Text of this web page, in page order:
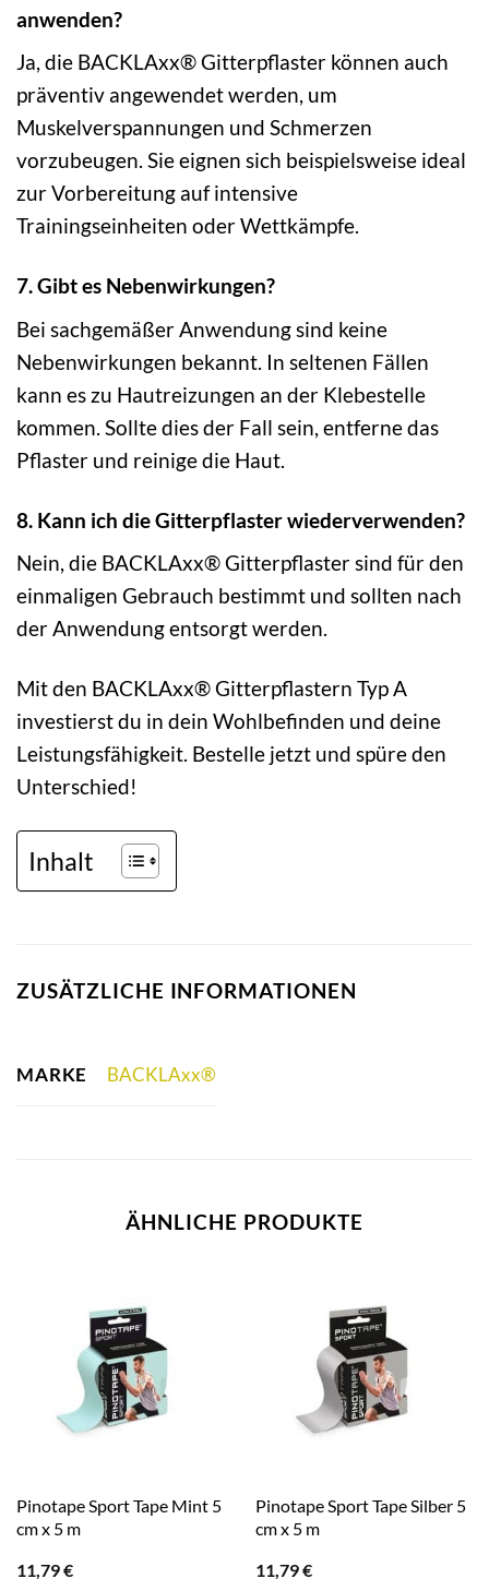
anwenden?
Ja, die BACKLAxx® Gitterpflaster können auch
präventiv angewendet werden, um
Muskelverspannungen und Schmerzen
vorzubeugen. Sie eignen sich beispielsweise ideal
zur Vorbereitung auf intensive
Trainingseinheiten oder Wettkämpfe.
7. Gibt es Nebenwirkungen?
Bei sachgemäßer Anwendung sind keine
Nebenwirkungen bekannt. In seltenen Fällen
kann es zu Hautreizungen an der Klebestelle
kommen. Sollte dies der Fall sein, entferne das
Pflaster und reinige die Haut.
8. Kann ich die Gitterpflaster wiederverwenden?
Nein, die BACKLAxx® Gitterpflaster sind für den
einmaligen Gebrauch bestimmt und sollten nach
der Anwendung entsorgt werden.
Mit den BACKLAxx® Gitterpflastern Typ A
investierst du in dein Wohlbefinden und deine
Leistungsfähigkeit. Bestelle jetzt und spüre den
Unterschied!
Inhalt
ZUSÄTZLICHE INFORMATIONEN
MARKE BACKLAxx®
ÄHNLICHE PRODUKTE
Pinotape Sport Tape Mint 5
cm x 5 m
11,79€
Pinotape Sport Tape Silber 5
cm x 5 m
11,79€